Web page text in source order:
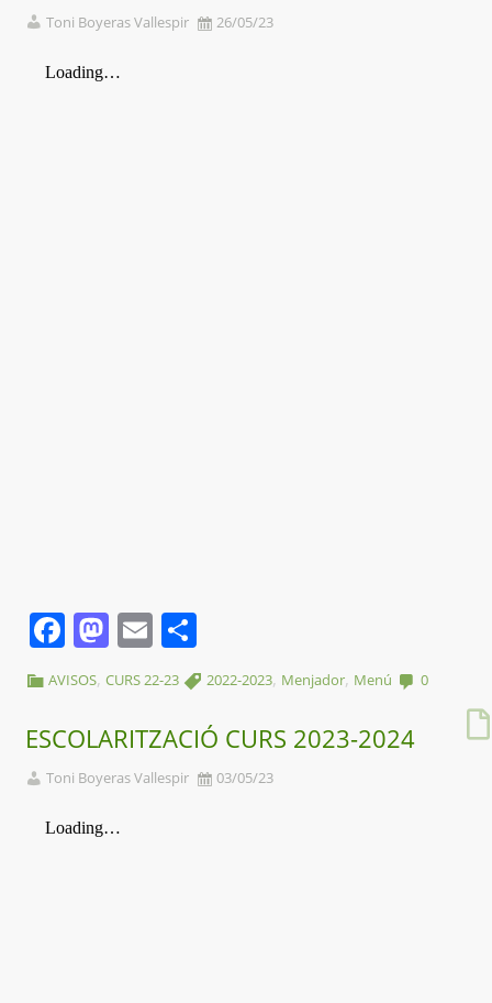
Toni Boyeras Vallespir 26/05/23
Facebook
Mastodon
Email
AVISOS,CURS 22-23 2022-2023, Menjador, Menú 0
ESCOLARITZACIÓ CURS 2023-2024
Toni Boyeras Vallespir 03/05/23